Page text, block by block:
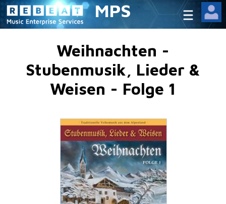
MPS
Weihnachten -
Stubenmusik, Lieder &
Weisen - Folge 1